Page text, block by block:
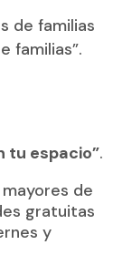
de familias
familias”.
tu espacio”.
de
gratuitas
y